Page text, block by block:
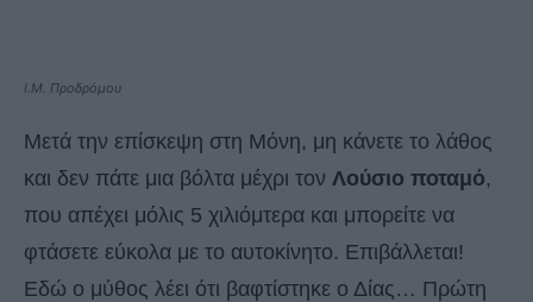
Ι.Μ. Προδρόμου
Μετά την επίσκεψη στη Μόνη, μη κάνετε το λάθος
και δεν πάτε μια βόλτα μέχρι τον Λούσιο ποταμό,
που απέχει μόλις 5 χιλιόμτερα και μπορείτε να
φτάσετε εύκολα με το αυτοκίνητο. Επιβάλλεται!
Εδώ ο μύθος λέει ότι βαφτίστηκε ο Δίας… Πρώτη